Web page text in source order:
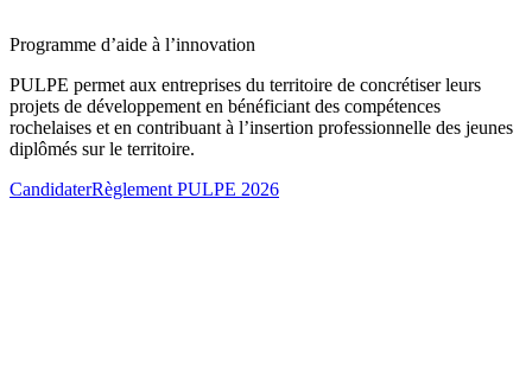
Programme d’aide à l’innovation
PULPE permet aux entreprises du territoire de concrétiser leurs
projets de développement en bénéficiant des compétences
rochelaises et en contribuant à l’insertion professionnelle des jeunes
diplômés sur le territoire.
CandidaterRèglement PULPE 2026